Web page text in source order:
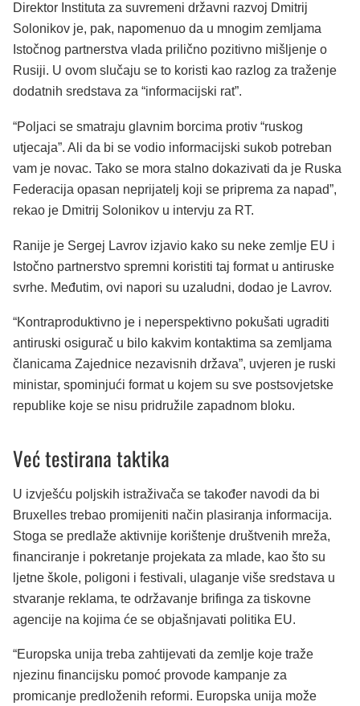
Direktor Instituta za suvremeni državni razvoj Dmitrij
Solonikov je, pak, napomenuo da u mnogim zemljama
Istočnog partnerstva vlada prilično pozitivno mišljenje o
Rusiji. U ovom slučaju se to koristi kao razlog za traženje
dodatnih sredstava za “informacijski rat”.
“Poljaci se smatraju glavnim borcima protiv “ruskog
utjecaja”. Ali da bi se vodio informacijski sukob potreban
vam je novac. Tako se mora stalno dokazivati da je Ruska
Federacija opasan neprijatelj koji se priprema za napad”,
rekao je Dmitrij Solonikov u intervju za RT.
Ranije je Sergej Lavrov izjavio kako su neke zemlje EU i
Istočno partnerstvo spremni koristiti taj format u antiruske
svrhe. Međutim, ovi napori su uzaludni, dodao je Lavrov.
“Kontraproduktivno je i neperspektivno pokušati ugraditi
antiruski osigurač u bilo kakvim kontaktima sa zemljama
članicama Zajednice nezavisnih država”, uvjeren je ruski
ministar, spominjući format u kojem su sve postsovjetske
republike koje se nisu pridružile zapadnom bloku.
Već testirana taktika
U izvješću poljskih istraživača se također navodi da bi
Bruxelles trebao promijeniti način plasiranja informacija.
Stoga se predlaže aktivnije korištenje društvenih mreža,
financiranje i pokretanje projekata za mlade, kao što su
ljetne škole, poligoni i festivali, ulaganje više sredstava u
stvaranje reklama, te održavanje brifinga za tiskovne
agencije na kojima će se objašnjavati politika EU.
“Europska unija treba zahtijevati da zemlje koje traže
njezinu financijsku pomoć provode kampanje za
promicanje predloženih reformi. Europska unija može